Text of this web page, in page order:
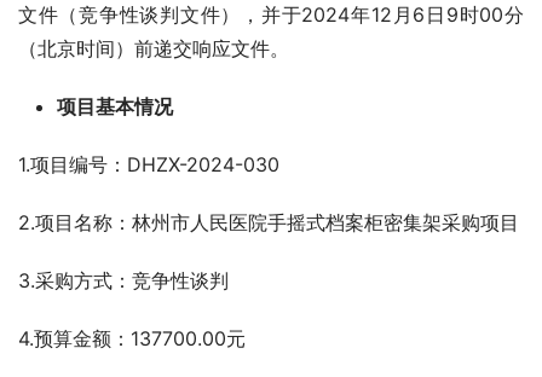
文件（竞争性谈判文件），并于2024年12月6日9时00分
（北京时间）前递交响应文件。
项目基本情况
1.项目编号：DHZX-2024-030
2.项目名称：林州市人民医院手摇式档案柜密集架采购项目
3.采购方式：竞争性谈判
4.预算金额：137700.00元